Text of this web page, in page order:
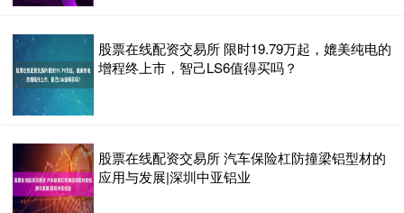
股票在线配资交易所 限时19.79万起，媲美纯电的
增程终上市，智己LS6值得买吗？
股票在线配资交易所 汽车保险杠防撞梁铝型材的
应用与发展|深圳中亚铝业